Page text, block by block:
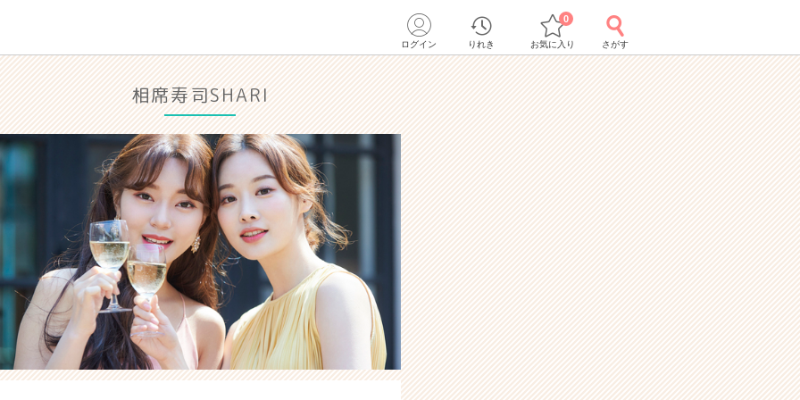
ログイン りれき お気に入り
0
さがす
相席寿司SHARI